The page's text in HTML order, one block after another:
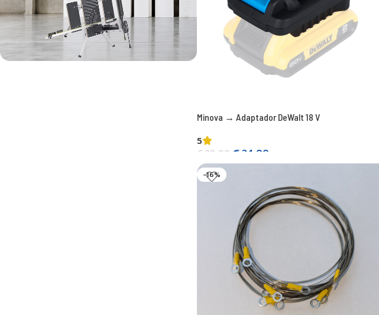
Minova → Adaptador DeWalt 18 V
5
€ 29,00 €24,00
Añadir a la cesta
-16%